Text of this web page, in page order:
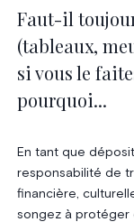
Faut-il
(tableaux,
si vous le
pourquoi...
En tant que
responsabilité de
financière,
songez à protéger